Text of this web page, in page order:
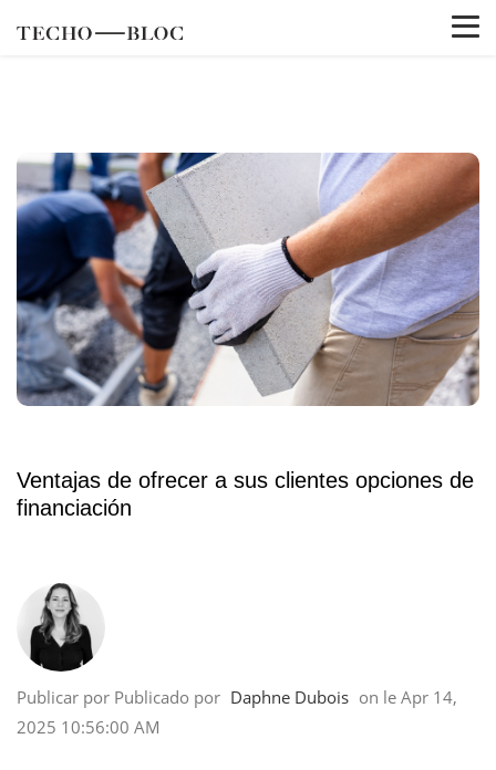
Ventajas de ofrecer a sus clientes opciones de
financiación
Publicar por Publicado por Daphne Dubois on le Apr 14,
2025 10:56:00 AM